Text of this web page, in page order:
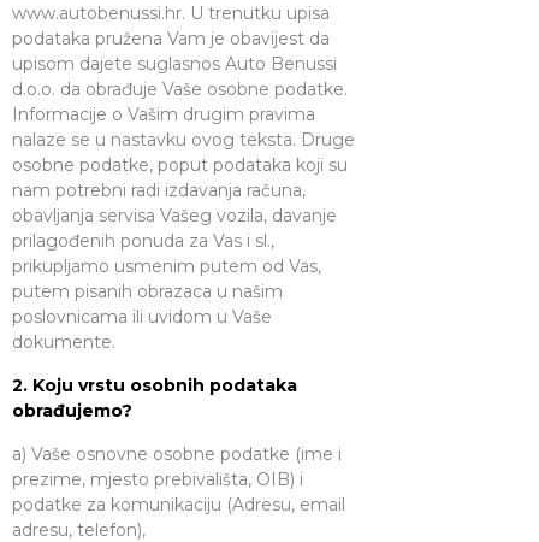
www.autobenussi.hr. U trenutku upisa
podataka pružena Vam je obavijest da
upisom dajete suglasnos Auto Benussi
d.o.o. da obrađuje Vaše osobne podatke.
Informacije o Vašim drugim pravima
nalaze se u nastavku ovog teksta. Druge
osobne podatke, poput podataka koji su
nam potrebni radi izdavanja računa,
obavljanja servisa Vašeg vozila, davanje
prilagođenih ponuda za Vas i sl.,
prikupljamo usmenim putem od Vas,
putem pisanih obrazaca u našim
poslovnicama ili uvidom u Vaše
dokumente.
2. Koju vrstu osobnih podataka
obrađujemo?
a) Vaše osnovne osobne podatke (ime i
prezime, mjesto prebivališta, OIB) i
podatke za komunikaciju (Adresu, email
adresu, telefon),